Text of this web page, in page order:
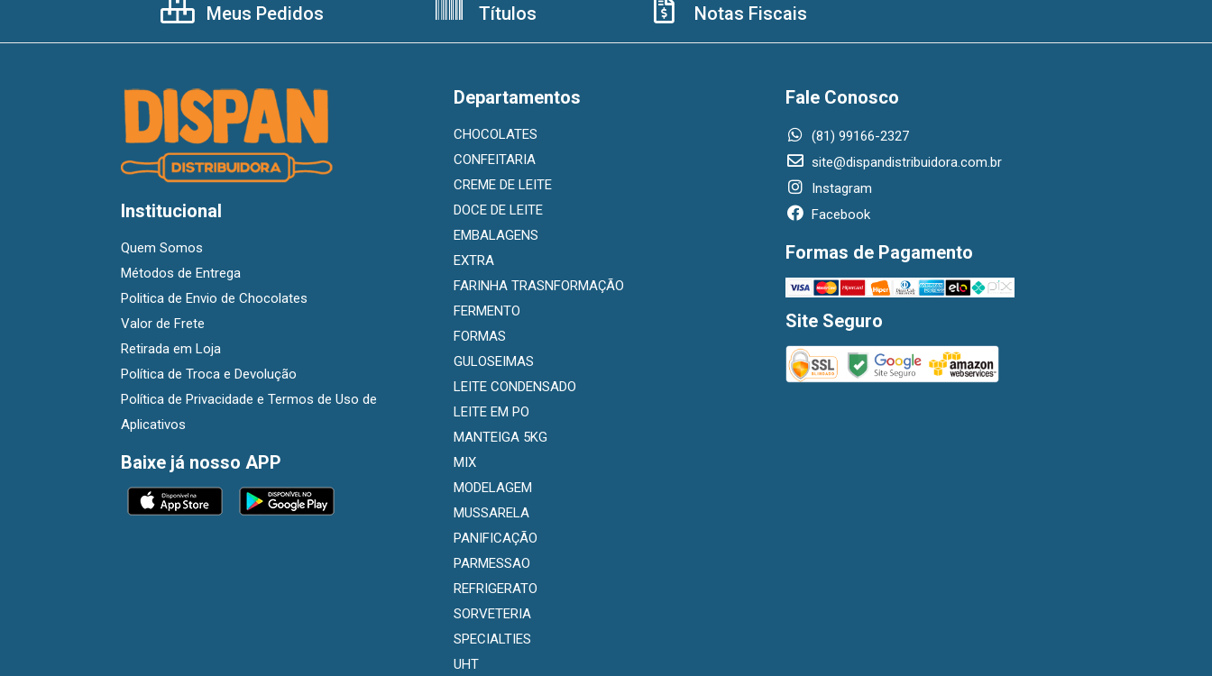
Meus Pedidos Títulos Notas Fiscais
Institucional
Quem Somos
Métodos de Entrega
Politica de Envio de Chocolates
Valor de Frete
Retirada em Loja
Política de Troca e Devolução
Política de Privacidade e Termos de Uso de
Aplicativos
Baixe já nosso APP
Departamentos
CHOCOLATES
CONFEITARIA
CREME DE LEITE
DOCE DE LEITE
EMBALAGENS
EXTRA
FARINHA TRASNFORMAÇÃO
FERMENTO
FORMAS
GULOSEIMAS
LEITE CONDENSADO
LEITE EM PO
MANTEIGA 5KG
MIX
MODELAGEM
MUSSARELA
PANIFICAÇÃO
PARMESSAO
REFRIGERATO
SORVETERIA
SPECIALTIES
UHT
Fale Conosco
(81) 99166-2327
site@dispandistribuidora.com.br
Instagram
Facebook
Formas de Pagamento
Site Seguro